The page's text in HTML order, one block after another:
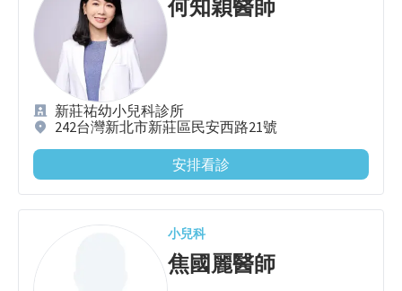
何知穎醫師
新莊祐幼小兒科診所
242台灣新北市新莊區民安西路21號
安排看診
小兒科
焦國麗醫師